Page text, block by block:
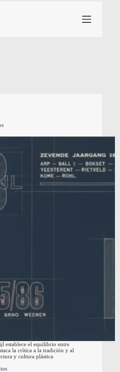
establece el equilibrio entre
la crítica a la tradición y al
y cultura plástica